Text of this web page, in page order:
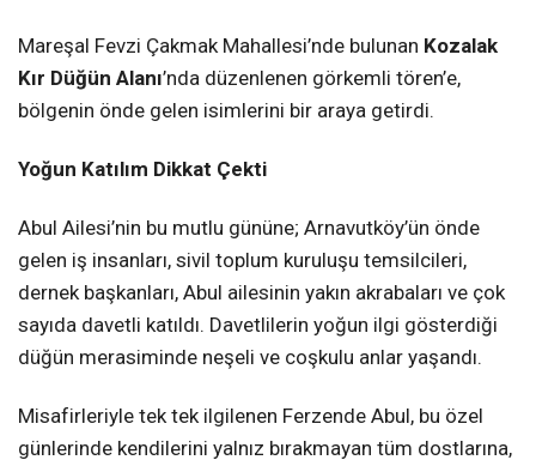
Mareşal Fevzi Çakmak Mahallesi’nde bulunan Kozalak
Kır Düğün Alanı’nda düzenlenen görkemli tören’e,
bölgenin önde gelen isimlerini bir araya getirdi.
Yoğun Katılım Dikkat Çekti
Abul Ailesi’nin bu mutlu gününe; Arnavutköy’ün önde
gelen iş insanları, sivil toplum kuruluşu temsilcileri,
dernek başkanları, Abul ailesinin yakın akrabaları ve çok
sayıda davetli katıldı. Davetlilerin yoğun ilgi gösterdiği
düğün merasiminde neşeli ve coşkulu anlar yaşandı.
Misafirleriyle tek tek ilgilenen Ferzende Abul, bu özel
günlerinde kendilerini yalnız bırakmayan tüm dostlarına,